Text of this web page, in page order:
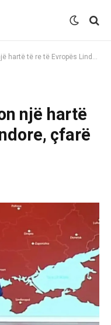
të Evropës Lindore, çfarë po synon Putini?
një hartë
çfarë